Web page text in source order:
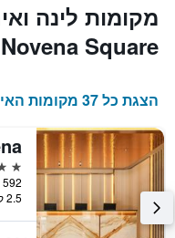
Square
הצגת כל 37 מקומות האירוח
3 כוכבים
2.5 ק״מ ממרכז העיר